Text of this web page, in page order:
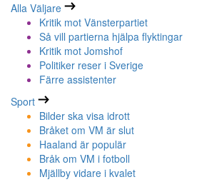
Alla Väljare
Kritik mot Vänsterpartiet
Så vill partierna hjälpa flyktingar
Kritik mot Jomshof
Politiker reser i Sverige
Färre assistenter
Sport
Bilder ska visa idrott
Bråket om VM är slut
Haaland är populär
Bråk om VM i fotboll
Mjällby vidare i kvalet